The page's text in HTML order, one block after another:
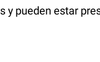
y pueden estar